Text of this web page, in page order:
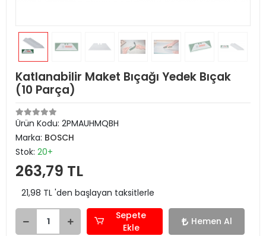
Katlanabilir Maket Bıçağı Yedek Bıçak
(10 Parça)
Ürün Kodu: 2PMAUHMQBH
Marka: BOSCH
Stok: 20+
263,79 TL
21,98 TL 'den başlayan taksitlerle
Sepete
Ekle
Hemen Al